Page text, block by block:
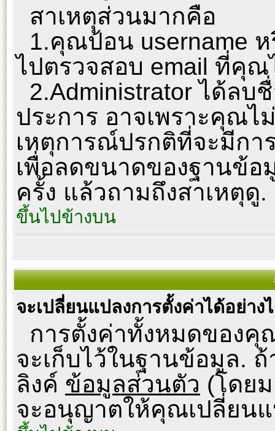
สาเหตุส่วนมากคือ
1.คุณป้อน username
ไปตรวจสอบ email ที่คุ
2.Administrator ได้ล
ประการ อาจเพราะคุณไ
เหตุการณ์ปรกติที่จะมีกา
เพื่อลดขนาดของฐานข้
ครั้ง แล้วถามถึงสาเหตุดู.
ขึ้นไปข้างบน
จะเปลี่ยนแปลงการตั้งค่าได้อย่าง
การตั้งค่าทั้งหมดของ
จะเก็บไว้ในฐานข้อมูล.
ลิงค์ ข้อมูลส่วนตัว (โดย
จะอนุญาตให้คุณเปลี่ยนแ